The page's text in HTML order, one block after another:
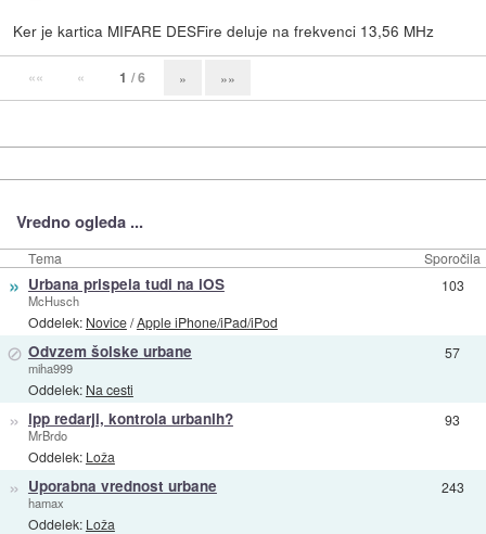
Ker je kartica MIFARE DESFire deluje na frekvenci 13,56 MHz
«« « 1 / 6 » »»
Vredno ogleda ...
Tema Sporočila
» Urbana prispela tudi na iOS
McHusch
Oddelek: Novice/Apple iPhone/iPad/iPod
103
⊘ Odvzem šolske urbane
miha999
Oddelek: Na cesti
57
» lpp redarji, kontrola urbanih?
MrBrdo
Oddelek: Loža
93
» Uporabna vrednost urbane
hamax
Oddelek: Loža
243